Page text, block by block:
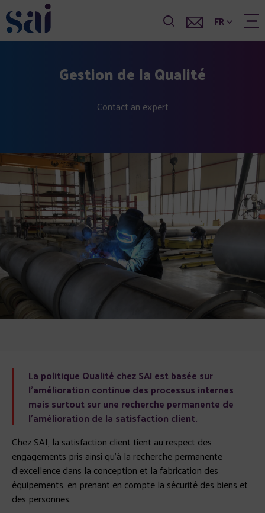
FR
Gestion de la Qualité
Contact an expert
La politique Qualité chez SAI est basée sur
l’amélioration continue des processus internes
mais surtout sur une recherche permanente de
l’amélioration de la satisfaction client.
Chez SAI, la satisfaction client tient au respect des
engagements pris ainsi qu’à la recherche permanente
d’excellence dans la conception et la fabrication des
équipements, en prenant en compte la sécurité des biens et
des personnes.